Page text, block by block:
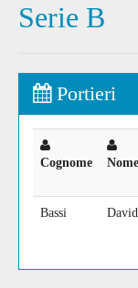
Serie B
Portieri
Cognome Nome
Bassi